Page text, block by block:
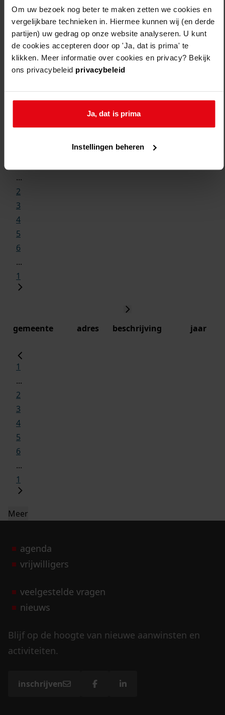
Om uw bezoek nog beter te maken zetten we cookies en
vergelijkbare technieken in. Hiermee kunnen wij (en derde
partijen) uw gedrag op onze website analyseren. U kunt
de cookies accepteren door op 'Ja, dat is prima' te
klikken. Meer informatie over cookies en privacy? Bekijk
ons privacybeleid privacybeleid
Ja, dat is prima
Instellingen beheren
...
2
3
4
5
6
...
1
gemeente adres beschrijving jaar
1
...
2
3
4
5
6
...
1
Meer
agenda
vrijwilligers
veelgestelde vragen
nieuws
Blijf op de hoogte van nieuwe aanwinsten en
activiteiten.
inschrijven